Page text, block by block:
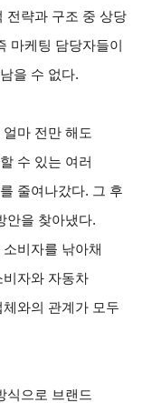
전략과 구조 중 상당
마케팅 담당자들이
을 수 없다.
마 전만 해도
수 있는 여러
줄여나갔다. 그 후
안을 찾아냈다.
비자를 낚아채
자와 자동차
와의 관계가 모두
식으로 브랜드